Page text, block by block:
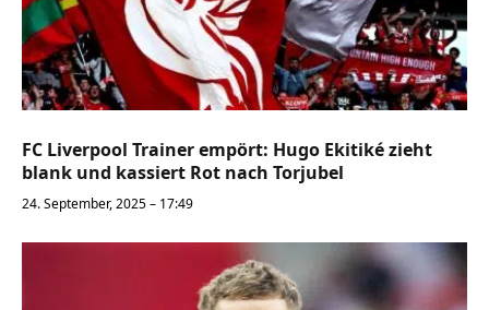
FC Liverpool Trainer empört: Hugo Ekitiké zieht
blank und kassiert Rot nach Torjubel
24. September, 2025 – 17:49